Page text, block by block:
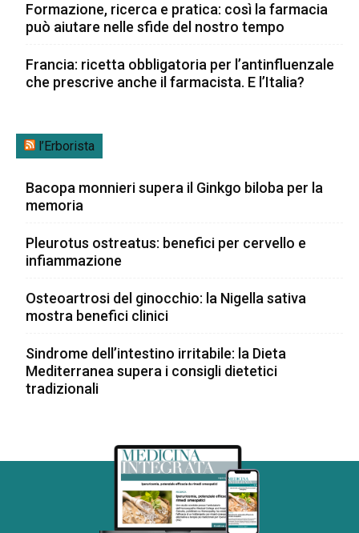
Formazione, ricerca e pratica: così la farmacia
può aiutare nelle sfide del nostro tempo
Francia: ricetta obbligatoria per l’antinfluenzale
che prescrive anche il farmacista. E l’Italia?
l’Erborista
Bacopa monnieri supera il Ginkgo biloba per la
memoria
Pleurotus ostreatus: benefici per cervello e
infiammazione
Osteoartrosi del ginocchio: la Nigella sativa
mostra benefici clinici
Sindrome dell’intestino irritabile: la Dieta
Mediterranea supera i consigli dietetici
tradizionali